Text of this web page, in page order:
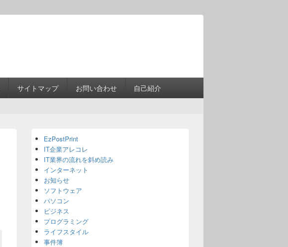
サイトマップ お問い合わせ 自己紹介
Sidebar
Widget
Area
EzPostPrint
IT企業アレコレ
IT業界の流れを斜め読み
インターネット
お知らせ
ソフトウェア
パソコン
ビジネス
プログラミング
ライフスタイル
事件簿